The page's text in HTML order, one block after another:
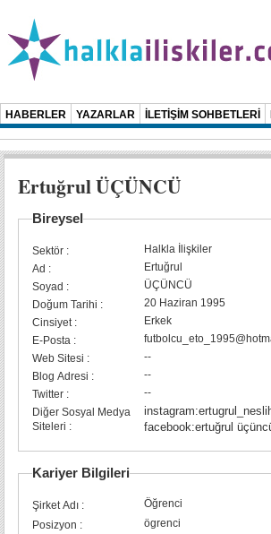
HABERLER YAZARLAR İLETİŞİM SOHBETLERİ
Ertuğrul ÜÇÜNCÜ
Bireysel
Sektör :
Halkla İlişkiler
Ad :
Ertuğrul
Soyad :
ÜÇÜNCÜ
Doğum Tarihi :
20 Haziran 1995
Cinsiyet :
Erkek
E-Posta :
Web Sitesi :
--
Blog Adresi :
--
Twitter :
--
Diğer Sosyal Medya
Siteleri :
facebook:ertuğrul
Kariyer Bilgileri
Şirket Adı :
Öğrenci
Posizyon :
ögrenci